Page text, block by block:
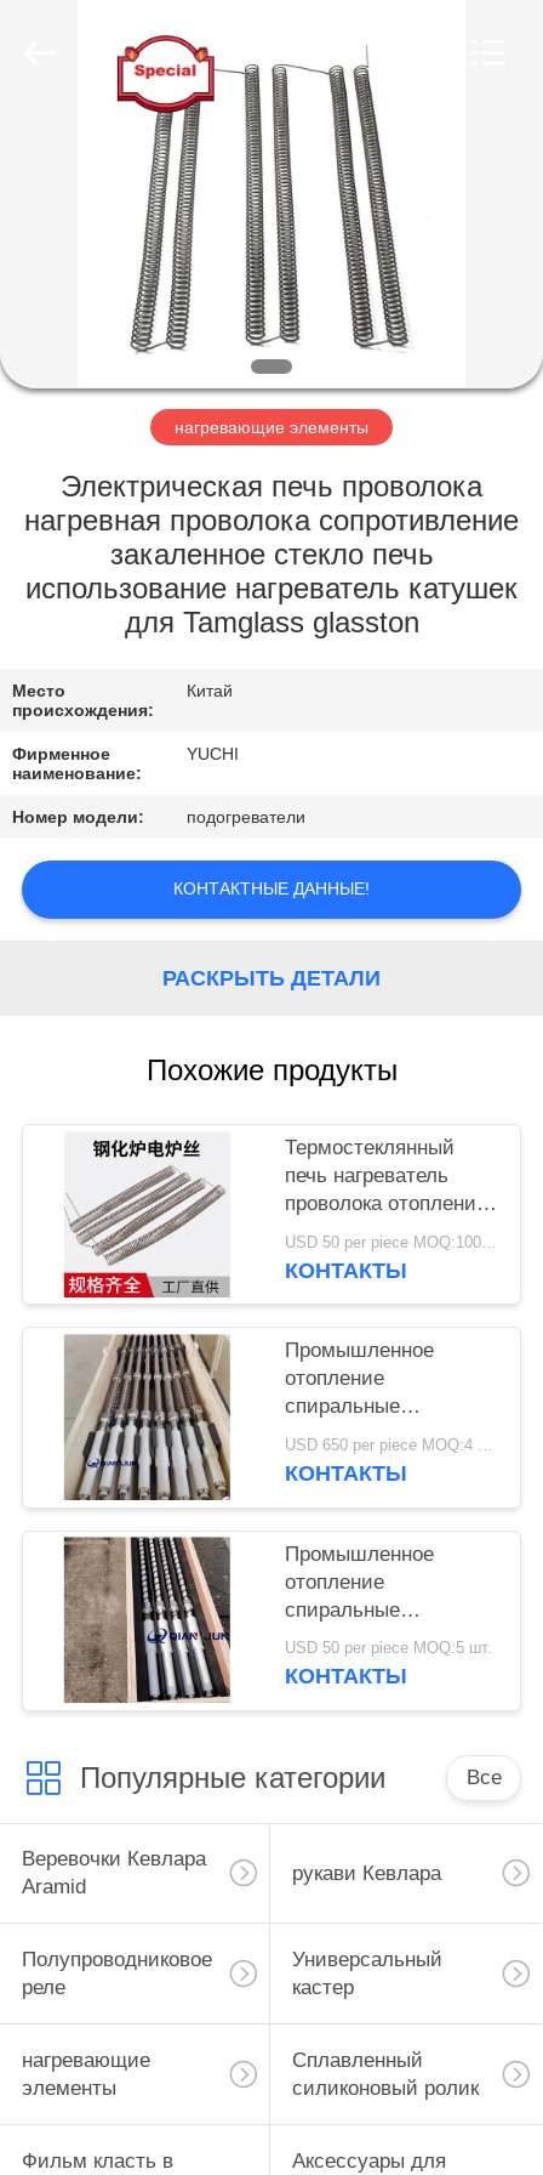
ГЛАВНАЯ
СТРАНИЦА
ПРОДУКЦИЯ
КОМПАНИИ
ФАБРИКА
КОНТРОЛЬ
КАЧЕСТВА
ДАННЫЕ
НОВОСТИ
ОТПРАВИТЬ
ЗАПРОС
POLICY
нагревающие элементы
Электрическая печь проволока
нагревная проволока сопротивление
закаленное стекло печь
использование нагреватель катушек
для Tamglass glasston
Место
происхождения:
Китай
Фирменное
наименование:
YUCHI
Номер модели: подогреватели
КОНТАКТНЫЕ ДАННЫЕ!
РАСКРЫТЬ ДЕТАЛИ
Похожие продукты
Термостеклянный
печь нагреватель
проволока отопление
спиральные
нагревательные
USD 50 per piece MOQ:100 шт.
КОНТАКТЫ
Промышленное
отопление
спиральные
нагревательные
элементы проволока
стеклопечи
USD 650 per piece MOQ:4 шт.
КОНТАКТЫ
Промышленное
отопление
спиральные
нагревательные
элементы проволока
USD 50 per piece MOQ:5 шт.
КОНТАКТЫ
Популярные категории Все
Веревочки Кевлара
Aramid
рукави Кевлара
Полупроводниковое
реле
Универсальный
кастер
нагревающие
элементы
Сплавленный
силиконовый ролик
Фильм класть в Аксессуары для